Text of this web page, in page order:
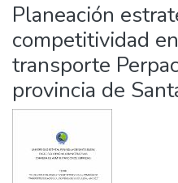
Planeación
competitividad
transporte
provincia de